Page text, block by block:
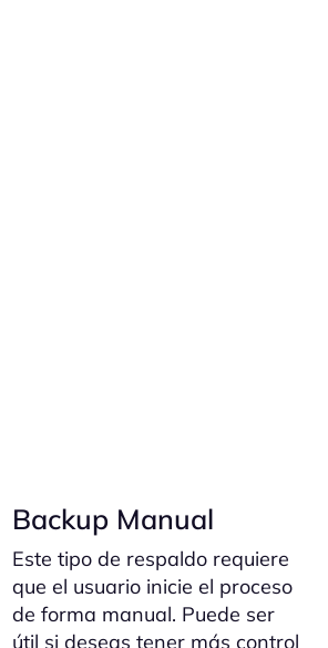
Backup Manual
Este tipo de respaldo requiere
que el usuario inicie el proceso
de forma manual. Puede ser
útil si deseas tener más control